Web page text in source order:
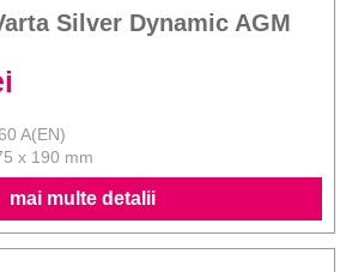
Silver Dynamic AGM
A(EN)
x 190 mm
mai multe detalii